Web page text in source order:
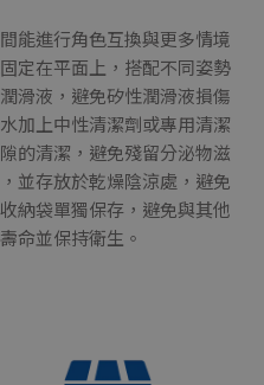
能進行角色互換與更多情境
定在平面上，搭配不同姿勢
滑液，避免矽性潤滑液損傷
加上中性清潔劑或專用清潔
的清潔，避免殘留分泌物滋
並存放於乾燥陰涼處，避免
納袋單獨保存，避免與其他
命並保持衛生。